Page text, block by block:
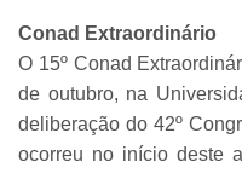
Conad Extraordinário
O 15º Conad
de outubro, na
deliberação do 42º
ocorreu no início deste